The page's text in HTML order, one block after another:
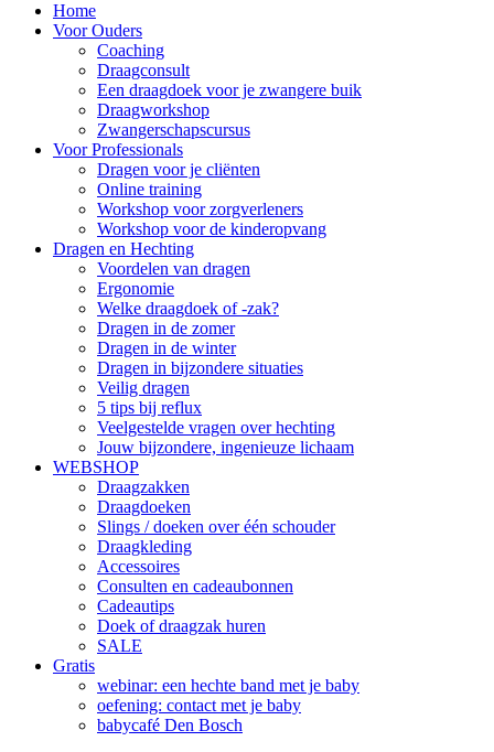
Home
Voor Ouders
Coaching
Draagconsult
Een draagdoek voor je zwangere buik
Draagworkshop
Zwangerschapscursus
Voor Professionals
Dragen voor je cliënten
Online training
Workshop voor zorgverleners
Workshop voor de kinderopvang
Dragen en Hechting
Voordelen van dragen
Ergonomie
Welke draagdoek of -zak?
Dragen in de zomer
Dragen in de winter
Dragen in bijzondere situaties
Veilig dragen
5 tips bij reflux
Veelgestelde vragen over hechting
Jouw bijzondere, ingenieuze lichaam
WEBSHOP
Draagzakken
Draagdoeken
Slings / doeken over één schouder
Draagkleding
Accessoires
Consulten en cadeaubonnen
Cadeautips
Doek of draagzak huren
SALE
Gratis
webinar: een hechte band met je baby
oefening: contact met je baby
babycafé Den Bosch